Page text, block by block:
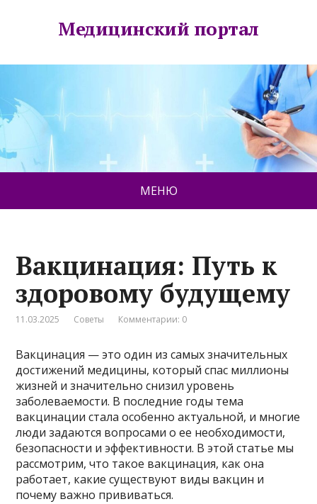
Медицинский портал
МЕНЮ
Вакцинация: Путь к
здоровому будущему
11.03.2025 Советы Комментарии: 0
Вакцинация — это один из самых значительных
достижений медицины, который спас миллионы
жизней и значительно снизил уровень
заболеваемости. В последние годы тема
вакцинации стала особенно актуальной, и многие
люди задаются вопросами о ее необходимости,
безопасности и эффективности. В этой статье мы
рассмотрим, что такое вакцинация, как она
работает, какие существуют виды вакцин и
почему важно прививаться.